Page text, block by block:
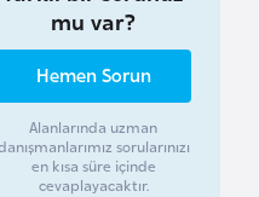
mu var?
Hemen Sorun
Alanlarında uzman
sorularınızı
en kısa süre içinde
cevaplayacaktır.